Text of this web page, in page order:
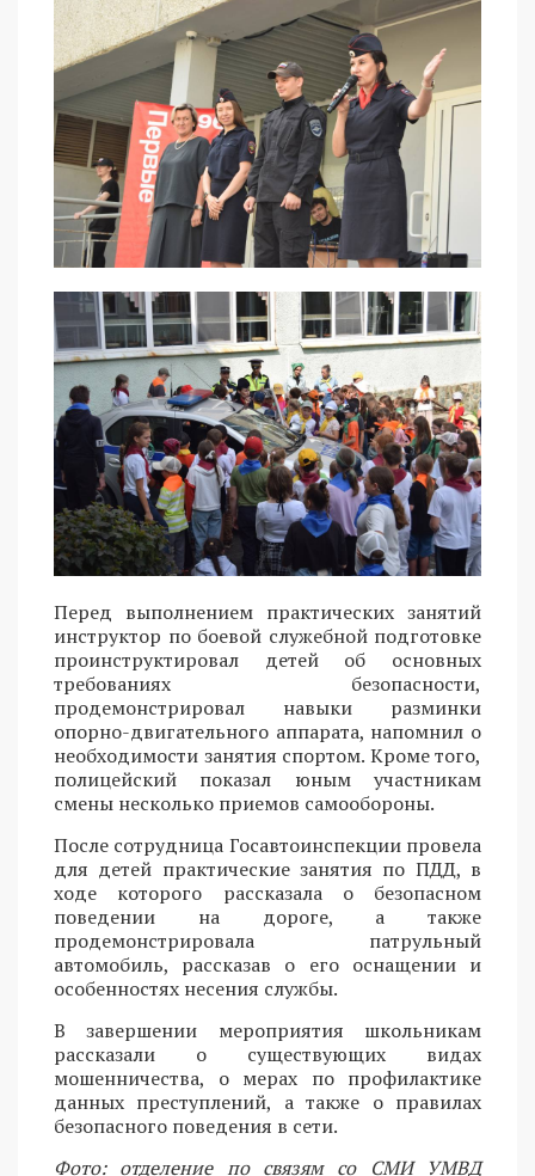
Перед выполнением практических занятий
инструктор по боевой служебной подготовке
проинструктировал детей об основных
требованиях безопасности,
продемонстрировал навыки разминки
опорно-двигательного аппарата, напомнил о
необходимости занятия спортом. Кроме того,
полицейский показал юным участникам
смены несколько приемов самообороны.
После сотрудница Госавтоинспекции провела
для детей практические занятия по ПДД, в
ходе которого рассказала о безопасном
поведении на дороге, а также
продемонстрировала патрульный
автомобиль, рассказав о его оснащении и
особенностях несения службы.
В завершении мероприятия школьникам
рассказали о существующих видах
мошенничества, о мерах по профилактике
данных преступлений, а также о правилах
безопасного поведения в сети.
Фото: отделение по связям со СМИ УМВД